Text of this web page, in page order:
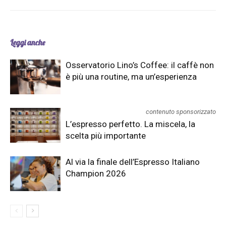
Leggi anche
Osservatorio Lino’s Coffee: il caffè non
è più una routine, ma un’esperienza
contenuto sponsorizzato
L’espresso perfetto. La miscela, la
scelta più importante
Al via la finale dell’Espresso Italiano
Champion 2026